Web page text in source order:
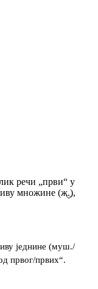
једнине (муш./
првог/првих“.